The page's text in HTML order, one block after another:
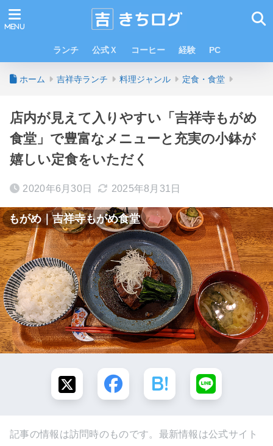
ランチ 公式Ｘ コーヒー 経験 PC
ホーム 吉祥寺ランチ 料理ジャンル 定食・食堂
店内が見えて入りやすい「吉祥寺もがめ
食堂」で豊富なメニューと充実の小鉢が
嬉しい定食をいただく
2020年6月30日 2025年8月31日
もがめ｜吉祥寺もがめ食堂
記事の情報は訪問時のものです。最新情報は公式サイト